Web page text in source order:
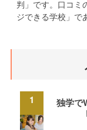
判」です。口コミ
ジできる学校」で
独学で